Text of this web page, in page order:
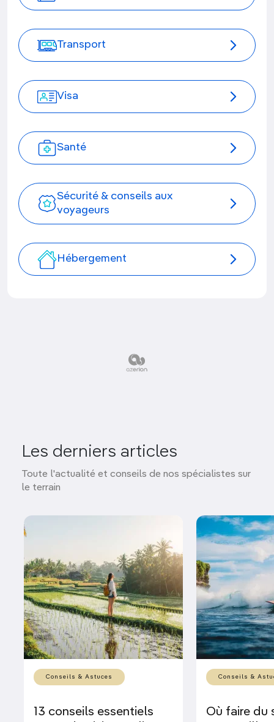
Transport
Visa
Santé
Sécurité & conseils aux
voyageurs
Hébergement
Les derniers articles
Toute l'actualité et conseils de nos spécialistes sur
le terrain
Conseils & Astuces
13 conseils essentiels
Conseils &
Où faire du